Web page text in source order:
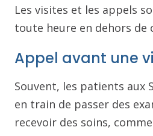
Les visites et les appels
toute heure en dehors de
Appel avant une
Souvent, les patients aux
en train de passer des
recevoir des soins,